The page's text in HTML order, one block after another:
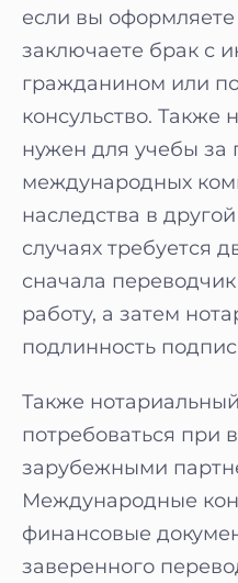
если вы
заключаете брак с
гражданином или
консульство. Также
нужен для учебы за
международных
наследства в
случаях требуется
сначала
работу, а затем
подлинность
Также
потребоваться при
зарубежными
Международные
финансовые
заверенного